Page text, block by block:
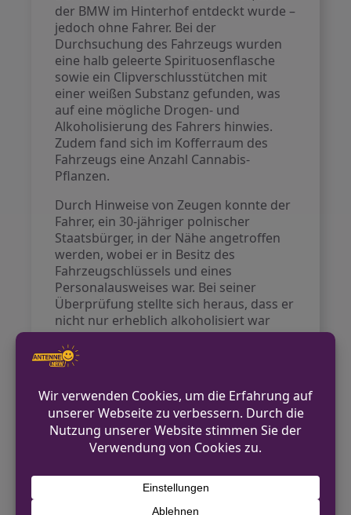
der BMW im Hinterhof entdeckt wurde –
jedoch ohne Fahrer. Bei der
Durchsuchung des Fahrzeugs wurden
eine halb geleerte Spirituosenflasche
sowie ein Clipverschlusstütchen mit
einer weißen Substanz gefunden, was
auf eine mögliche Drogen- und
Alkoholisierung des Fahrers hinwies.
Zudem fand sich im Kofferraum des
Fahrzeugs eine Anzahl Cannabis-
Pflanzen.
Durch Hinweise von Zeugen konnte der
Fahrer, ein 30-jähriger polnischer
Staatsbürger, in der Nähe angetroffen
werden, wobei er in Besitz des
Fahrzeugschlüssels und eines
Personalausweises war. Bei seiner
Überprüfung stellte sich heraus, dass er
nicht nur erheblich alkoholisiert war
und den Konsum von
Betäubungsmitteln zugab, sondern
auch keinen gültigen Führerschein
bereits zur Einziehung ausgeschrieben
war. Zudem war das Fahrzeug als
gestohlen gemeldet.
gebracht, wo ihm eine Blutprobe
entnommen wurde. In der Folge wird